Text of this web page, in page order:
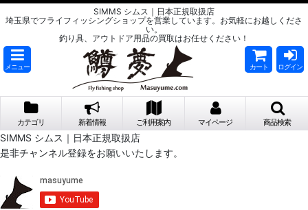
SIMMS シムス｜日本正規取扱店
埼玉県でフライフィッシングショップを営業しています。お気軽にお越しくださ
い。
釣り具、アウトドア用品の買取はお任せください！
メニュー カート ログイン
カテゴリ 新着情報 ご利用案内 マイページ 商品検索
SIMMS シムス｜日本正規取扱店
是非チャンネル登録をお願いいたします。